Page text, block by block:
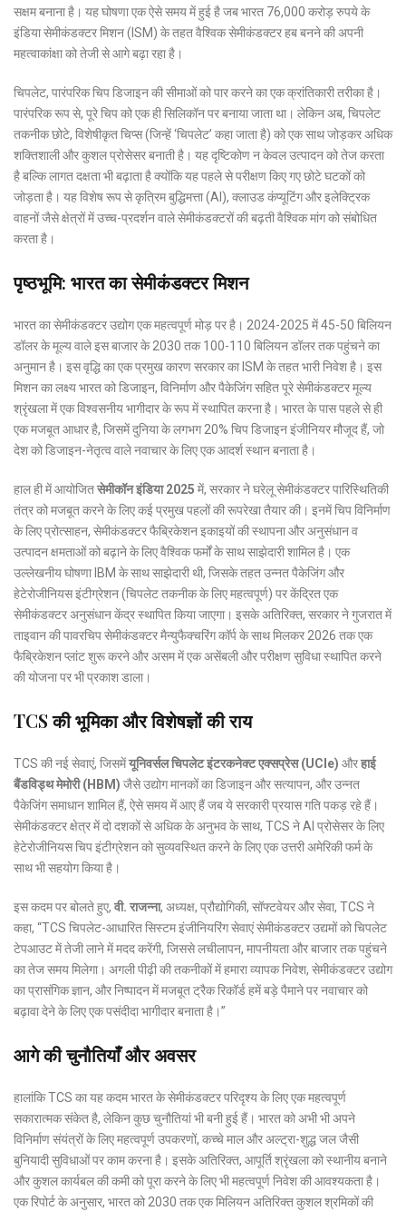
सक्षम बनाना है। यह घोषणा एक ऐसे समय में हुई है जब भारत 76,000 करोड़ रुपये के
इंडिया सेमीकंडक्टर मिशन (ISM) के तहत वैश्विक सेमीकंडक्टर हब बनने की अपनी
महत्वाकांक्षा को तेजी से आगे बढ़ा रहा है।
चिपलेट, पारंपरिक चिप डिजाइन की सीमाओं को पार करने का एक क्रांतिकारी तरीका है।
पारंपरिक रूप से, पूरे चिप को एक ही सिलिकॉन पर बनाया जाता था। लेकिन अब, चिपलेट
तकनीक छोटे, विशेषीकृत चिप्स (जिन्हें ‘चिपलेट’ कहा जाता है) को एक साथ जोड़कर अधिक
शक्तिशाली और कुशल प्रोसेसर बनाती है। यह दृष्टिकोण न केवल उत्पादन को तेज करता
है बल्कि लागत दक्षता भी बढ़ाता है क्योंकि यह पहले से परीक्षण किए गए छोटे घटकों को
जोड़ता है। यह विशेष रूप से कृत्रिम बुद्धिमत्ता (AI), क्लाउड कंप्यूटिंग और इलेक्ट्रिक
वाहनों जैसे क्षेत्रों में उच्च-प्रदर्शन वाले सेमीकंडक्टरों की बढ़ती वैश्विक मांग को संबोधित
करता है।
पृष्ठभूमि: भारत का सेमीकंडक्टर मिशन
भारत का सेमीकंडक्टर उद्योग एक महत्वपूर्ण मोड़ पर है। 2024-2025 में 45-50 बिलियन
डॉलर के मूल्य वाले इस बाजार के 2030 तक 100-110 बिलियन डॉलर तक पहुंचने का
अनुमान है। इस वृद्धि का एक प्रमुख कारण सरकार का ISM के तहत भारी निवेश है। इस
मिशन का लक्ष्य भारत को डिजाइन, विनिर्माण और पैकेजिंग सहित पूरे सेमीकंडक्टर मूल्य
श्रृंखला में एक विश्वसनीय भागीदार के रूप में स्थापित करना है। भारत के पास पहले से ही
एक मजबूत आधार है, जिसमें दुनिया के लगभग 20% चिप डिजाइन इंजीनियर मौजूद हैं, जो
देश को डिजाइन-नेतृत्व वाले नवाचार के लिए एक आदर्श स्थान बनाता है।
हाल ही में आयोजितसेमीकॉन इंडिया 2025 में, सरकार ने घरेलू सेमीकंडक्टर पारिस्थितिकी
तंत्र को मजबूत करने के लिए कई प्रमुख पहलों की रूपरेखा तैयार की। इनमें चिप विनिर्माण
के लिए प्रोत्साहन, सेमीकंडक्टर फैब्रिकेशन इकाइयों की स्थापना और अनुसंधान व
उत्पादन क्षमताओं को बढ़ाने के लिए वैश्विक फर्मों के साथ साझेदारी शामिल है। एक
उल्लेखनीय घोषणा IBM के साथ साझेदारी थी, जिसके तहत उन्नत पैकेजिंग और
हेटेरोजीनियस इंटीग्रेशन (चिपलेट तकनीक के लिए महत्वपूर्ण) पर केंद्रित एक
सेमीकंडक्टर अनुसंधान केंद्र स्थापित किया जाएगा। इसके अतिरिक्त, सरकार ने गुजरात में
ताइवान की पावरचिप सेमीकंडक्टर मैन्युफैक्चरिंग कॉर्प के साथ मिलकर 2026 तक एक
फैब्रिकेशन प्लांट शुरू करने और असम में एक असेंबली और परीक्षण सुविधा स्थापित करने
की योजना पर भी प्रकाश डाला।
TCS की भूमिका और विशेषज्ञों की राय
TCS की नई सेवाएं, जिसमेंयूनिवर्सल चिपलेट इंटरकनेक्ट एक्सप्रेस (UCIe) औरहाई
बैंडविड्थ मेमोरी (HBM) जैसे उद्योग मानकों का डिजाइन और सत्यापन, और उन्नत
पैकेजिंग समाधान शामिल हैं, ऐसे समय में आए हैं जब ये सरकारी प्रयास गति पकड़ रहे हैं।
सेमीकंडक्टर क्षेत्र में दो दशकों से अधिक के अनुभव के साथ, TCS ने AI प्रोसेसर के लिए
हेटेरोजीनियस चिप इंटीग्रेशन को सुव्यवस्थित करने के लिए एक उत्तरी अमेरिकी फर्म के
साथ भी सहयोग किया है।
इस कदम पर बोलते हुए, वी. राजन्ना, अध्यक्ष, प्रौद्योगिकी, सॉफ्टवेयर और सेवा, TCS ने
कहा, “TCS चिपलेट-आधारित सिस्टम इंजीनियरिंग सेवाएं सेमीकंडक्टर उद्यमों को चिपलेट
टेपआउट में तेजी लाने में मदद करेंगी, जिससे लचीलापन, मापनीयता और बाजार तक पहुंचने
का तेज समय मिलेगा। अगली पीढ़ी की तकनीकों में हमारा व्यापक निवेश, सेमीकंडक्टर उद्योग
का प्रासंगिक ज्ञान, और निष्पादन में मजबूत ट्रैक रिकॉर्ड हमें बड़े पैमाने पर नवाचार को
बढ़ावा देने के लिए एक पसंदीदा भागीदार बनाता है।”
आगे की चुनौतियाँ और अवसर
हालांकि TCS का यह कदम भारत के सेमीकंडक्टर परिदृश्य के लिए एक महत्वपूर्ण
सकारात्मक संकेत है, लेकिन कुछ चुनौतियां भी बनी हुई हैं। भारत को अभी भी अपने
विनिर्माण संयंत्रों के लिए महत्वपूर्ण उपकरणों, कच्चे माल और अल्ट्रा-शुद्ध जल जैसी
बुनियादी सुविधाओं पर काम करना है। इसके अतिरिक्त, आपूर्ति श्रृंखला को स्थानीय बनाने
और कुशल कार्यबल की कमी को पूरा करने के लिए भी महत्वपूर्ण निवेश की आवश्यकता है।
एक रिपोर्ट के अनुसार, भारत को 2030 तक एक मिलियन अतिरिक्त कुशल श्रमिकों की